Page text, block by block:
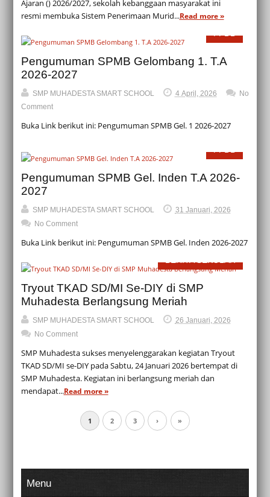
Ajaran () 2026/2027, sekolah kebanggaan masyarakat ini
resmi membuka Sistem Penerimaan Murid...Read more »
PPDB
Pengumuman SPMB Gelombang 1. T.A
2026-2027
SMP MUHADESTA SMART SCHOOL 4 April, 2026
No
Comment
Buka Link berikut ini: Pengumuman SPMB Gel. 1 2026-2027
PPDB
Pengumuman SPMB Gel. Inden T.A 2026-
2027
SMP MUHADESTA SMART SCHOOL
31 Januari, 2026
No Comment
Buka Link berikut ini: Pengumuman SPMB Gel. Inden 2026-2027
BERITA SEKOLAH
Tryout TKAD SD/MI Se-DIY di SMP
Muhadesta Berlangsung Meriah
SMP MUHADESTA SMART SCHOOL
26 Januari, 2026
No Comment
SMP Muhadesta sukses menyelenggarakan kegiatan Tryout
TKAD SD/MI se-DIY pada Sabtu, 24 Januari 2026 bertempat di
SMP Muhadesta. Kegiatan ini berlangsung meriah dan
mendapat...Read more »
1 2 3 › »
Menu